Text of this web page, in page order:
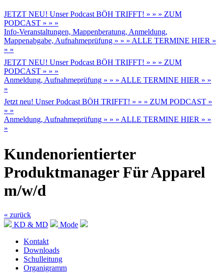
JETZT NEU! Unser Podcast BÖH TRIFFT! » » » ZUM
PODCAST » » »
Info-Veranstaltungen, Mappenberatung, Anmeldung,
Mappenabgabe, Aufnahmeprüfung » » » ALLE TERMINE HIER »
» »
JETZT NEU! Unser Podcast BÖH TRIFFT! » » » ZUM
PODCAST » » »
Anmeldung, Aufnahmeprüfung » » » ALLE TERMINE HIER » »
»
Jetzt neu! Unser Podcast BÖH TRIFFT! » » » ZUM PODCAST »
» »
Anmeldung, Aufnahmeprüfung » » » ALLE TERMINE HIER » »
»
Kundenorientierter
Produktmanager Für Apparel
m/w/d
« zurück
KD & MD
Mode
Kontakt
Downloads
Schulleitung
Organigramm